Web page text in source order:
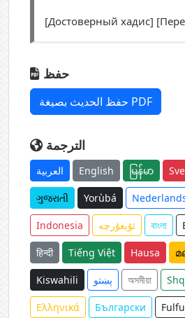
[Достоверный хадис]
حفظ
حفظ الحديث بصيغة PDF
الترجمة
العربية English မြန်မာ
ગુજરાતી Yorùbá
Indonesia ئۇيغۇرچە বাংলা
हिन्दी Tiếng Việt Hausa
Kiswahili پښتو অসমীয়া
Ελληνικά Български